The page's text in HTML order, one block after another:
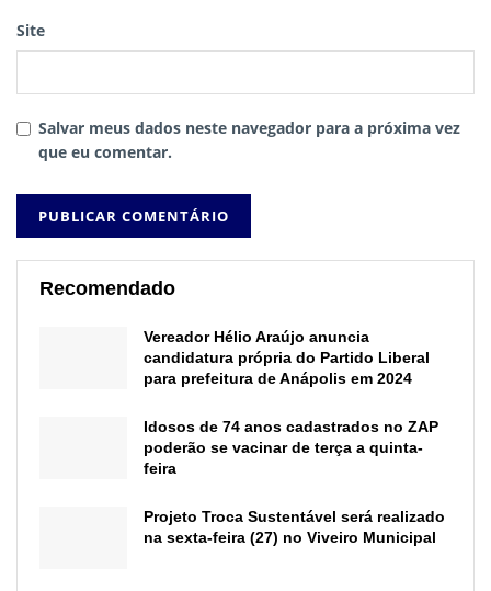
Site
Salvar meus dados neste navegador para a próxima vez
que eu comentar.
Recomendado
Vereador Hélio Araújo anuncia
candidatura própria do Partido Liberal
para prefeitura de Anápolis em 2024
Idosos de 74 anos cadastrados no ZAP
poderão se vacinar de terça a quinta-
feira
Projeto Troca Sustentável será realizado
na sexta-feira (27) no Viveiro Municipal